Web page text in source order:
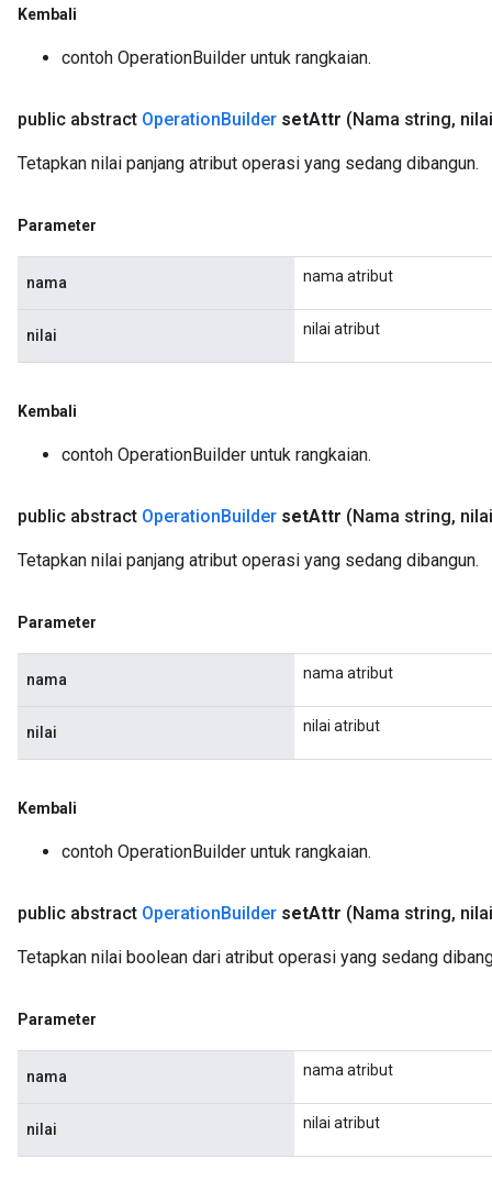
Kembali
contoh OperationBuilder untuk rangkaian.
public abstract OperationBuilder setAttr (Nama string,
Tetapkan nilai panjang atribut operasi yang sedang dibangun.
Parameter
nama nama atribut
nilai nilai atribut
Kembali
contoh OperationBuilder untuk rangkaian.
public abstract OperationBuilder setAttr (Nama string,
Tetapkan nilai panjang atribut operasi yang sedang dibangun.
Parameter
nama nama atribut
nilai nilai atribut
Kembali
contoh OperationBuilder untuk rangkaian.
public abstract OperationBuilder setAttr (Nama string,
Tetapkan nilai boolean dari atribut operasi yang sedang
Parameter
nama nama atribut
nilai nilai atribut